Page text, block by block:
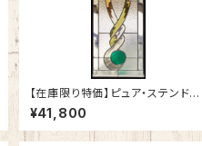
【在庫限り特価】ピュア・ステンドグ
ラスSH-C32
¥41,800